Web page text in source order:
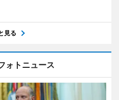
見る
ォトニュース